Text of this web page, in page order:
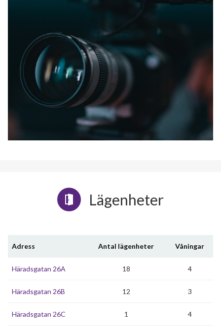
Lägenheter
Adress Antal lägenheter Våningar
Häradsgatan 26A 18 4
Häradsgatan 26B 12 3
Häradsgatan 26C 1 4